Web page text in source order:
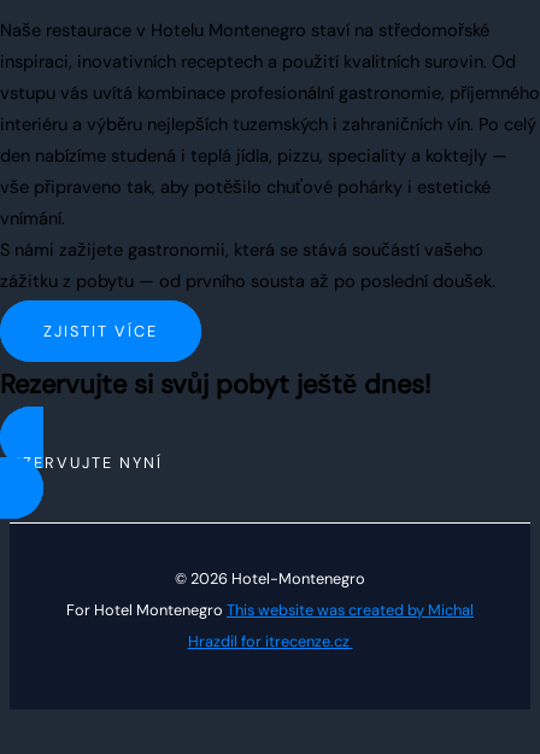
Naše restaurace v Hotelu Montenegro staví na středomořské
inspiraci, inovativních receptech a použití kvalitních surovin. Od
vstupu vás uvítá kombinace profesionální gastronomie, příjemného
interiéru a výběru nejlepších tuzemských i zahraničních vín. Po celý
den nabízíme studená i teplá jídla, pizzu, speciality a koktejly —
vše připraveno tak, aby potěšilo chuťové pohárky i estetické
vnímání.
S námi zažijete gastronomii, která se stává součástí vašeho
zážitku z pobytu — od prvního sousta až po poslední doušek.
ZJISTIT VÍCE
Rezervujte si svůj pobyt ještě dnes!
REZERVUJTE NYNÍ
© 2026 Hotel-Montenegro
For Hotel Montenegro This website was created by Michal
Hrazdil for itrecenze.cz